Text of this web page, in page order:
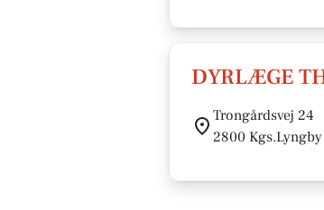
DYRLÆGE
Trongårdsvej 24
2800 Kgs.Lyngby